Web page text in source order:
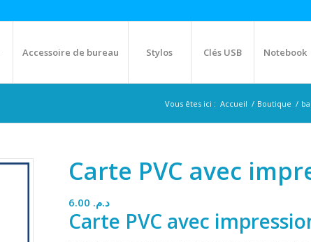
Accessoire de bureau Stylos Clés USB Notebook
Vous êtes ici : Accueil / Boutique /
Carte PVC avec
د.م.
Carte PVC avec